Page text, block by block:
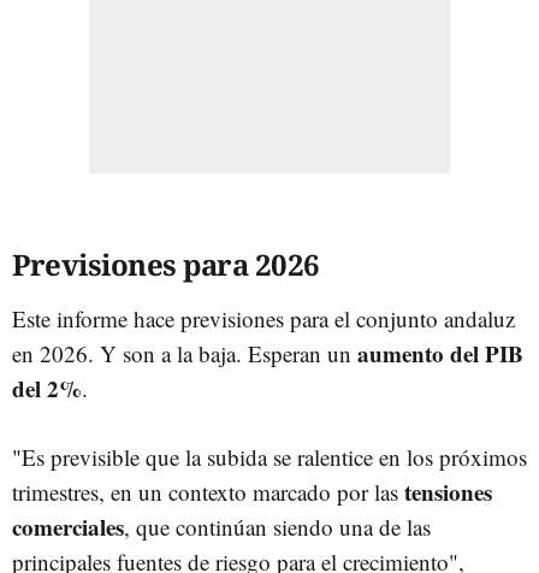
Previsiones para 2026
Este informe hace previsiones para el conjunto andaluz
en 2026. Y son a la baja. Esperan un aumento del PIB
del 2%.
"Es previsible que la subida se ralentice en los próximos
trimestres, en un contexto marcado por las tensiones
comerciales, que continúan siendo una de las
principales fuentes de riesgo para el crecimiento",